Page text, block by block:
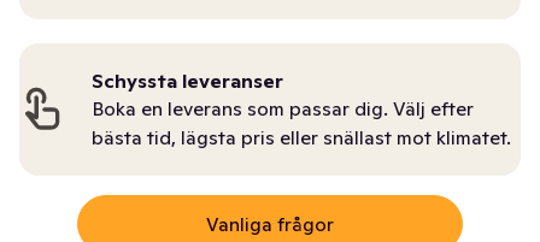
Schyssta leveranser
Boka en leverans som passar dig. Välj efter
bästa tid, lägsta pris eller snällast mot klimatet.
Vanliga frågor